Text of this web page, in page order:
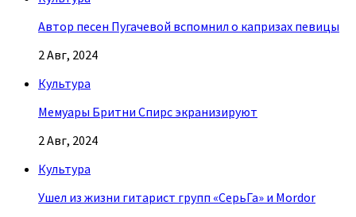
Автор песен Пугачевой вспомнил о капризах певицы
2 Авг, 2024
Культура
Мемуары Бритни Спирс экранизируют
2 Авг, 2024
Культура
Ушел из жизни гитарист групп «СерьГа» и Mordor